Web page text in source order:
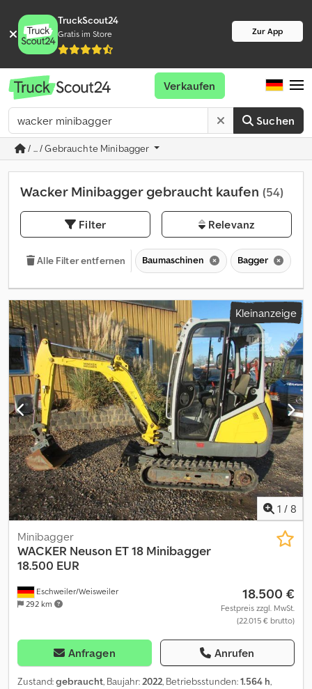
TruckScout24
Gratis im Store Zur App
Suchen
Verkaufen
/ ... / Gebrauchte Minibagger
Wacker Minibagger gebraucht kaufen (54)
Filter Relevanz
Alle Filter entfernen Baumaschinen Bagger
Kleinanzeige
1 / 8
Eschweiler/Weisweiler
292 km
Minibagger
WACKER Neuson ET 18 Minibagger
18.500 EUR
18.500 €
Festpreis zzgl. MwSt.
(22.015 € brutto)
Anfragen Anrufen
Zustand:gebraucht, Baujahr:2022, Betriebsstunden:1.564 h,